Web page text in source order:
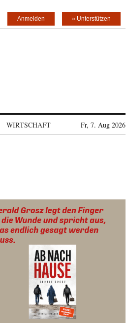
» Unterstützen
Anmelden
WIRTSCHAFT Fr, 7. Aug 2026